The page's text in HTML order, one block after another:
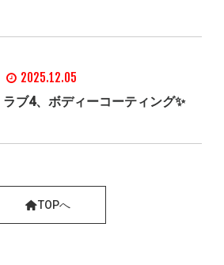
2025.12.05
ラブ4、ボディーコーティング✨
TOPへ